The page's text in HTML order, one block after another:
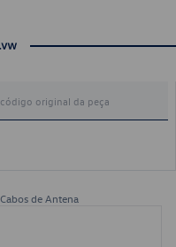
Cabos de Antena